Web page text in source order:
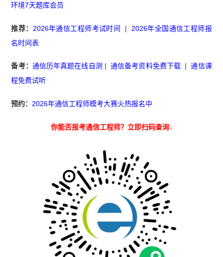
环境7天题库会员
推荐： 2026年通信工程师考试时间 | 2026年全国通信工程师报
名时间表
备考： 通信历年真题在线自测 |通信备考资料免费下载 |通信课
程免费试听
预约：2026年通信工程师模考大赛火热报名中
你能否报考通信工程师？立即扫码查询↓